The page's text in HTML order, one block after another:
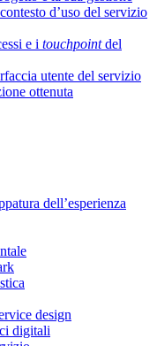
d’uso del servizio
e i touchpointdel
utente del servizio
ottenuta
dell’esperienza
design
digitali